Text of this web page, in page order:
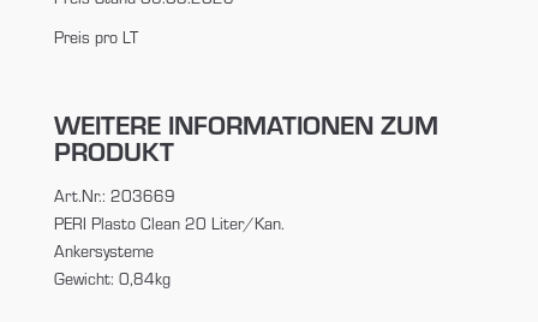
Preis pro LT
WEITERE INFORMATIONEN ZUM
PRODUKT
Art.Nr.: 203669
PERI Plasto Clean 20 Liter/Kan.
Ankersysteme
Gewicht: 0,84kg